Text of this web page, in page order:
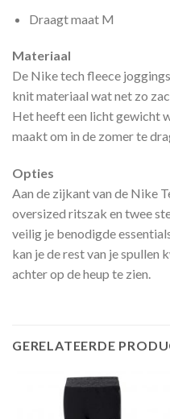
Draagt maat M
Materiaal
De Nike tech fleece
knit materiaal wat net zo
Het heeft een licht gewicht
maakt om in de zomer te
Opties
Aan de zijkant van de Nike
oversized ritszak en twee
veilig je benodigde
kan je de rest van je spullen
achter op de heup te zien.
GERELATEERDE